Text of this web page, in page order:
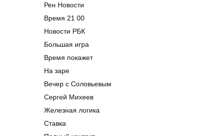
Рен Новости
Время 21 00
Новости РБК
Большая игра
Время покажет
На заре
Вечер с Соловьевым
Сергей Михеев
Железная логика
Ставка